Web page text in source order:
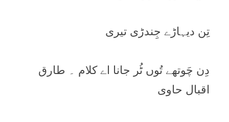
تِن دیہاڑے جِندڑی تیری
دِن چَوتھے تُوں ٹُر جانا اے کلام ۔ طارق
اقبال حاوی